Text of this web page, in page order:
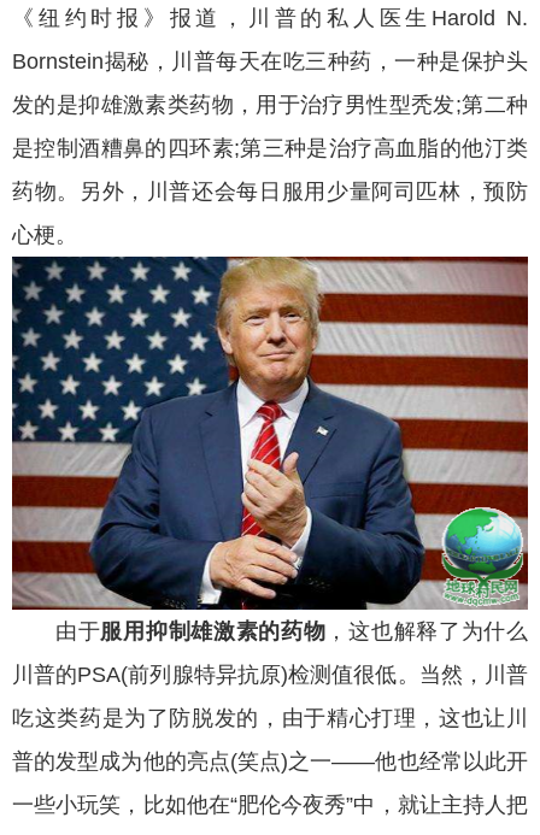
《纽约时报》报道，川普的私人医生Harold N.
Bornstein揭秘，川普每天在吃三种药，一种是保护头
发的是抑雄激素类药物，用于治疗男性型秃发;第二种
是控制酒糟鼻的四环素;第三种是治疗高血脂的他汀类
药物。另外，川普还会每日服用少量阿司匹林，预防
心梗。
由于服用抑制雄激素的药物 ，这也解释了为什么
川普的PSA(前列腺特异抗原)检测值很低。当然，川普
吃这类药是为了防脱发的，由于精心打理，这也让川
普的发型成为他的亮点(笑点)之一——他也经常以此开
一些小玩笑，比如他在“肥伦今夜秀”中，就让主持人把